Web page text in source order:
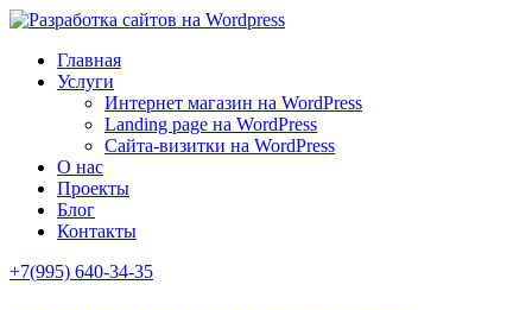
Главная
Услуги
Интернет магазин на WordPress
Landing page на WordPress
Сайта-визитки на WordPress
О нас
Проекты
Блог
Контакты
+7(995) 640-34-35